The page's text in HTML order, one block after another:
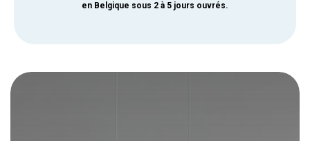
en Belgique sous 2 à 5 jours ouvrés.